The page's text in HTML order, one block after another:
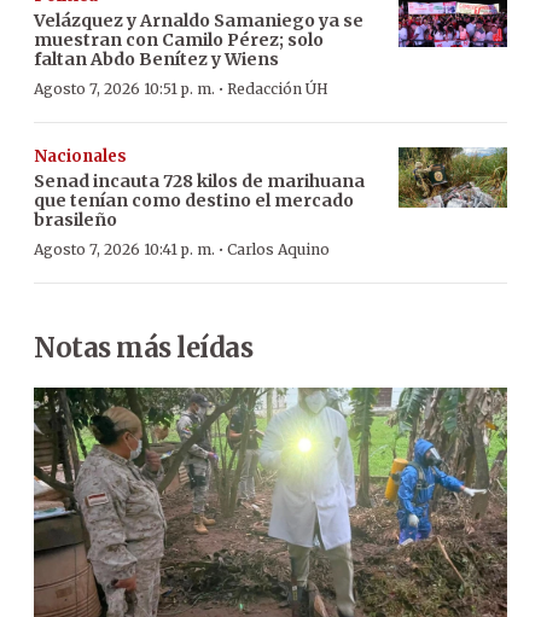
Velázquez y Arnaldo Samaniego ya se
muestran con Camilo Pérez; solo
faltan Abdo Benítez y Wiens
Agosto 7, 2026 10:51 p. m. · Redacción ÚH
Nacionales
Senad incauta 728 kilos de marihuana
que tenían como destino el mercado
brasileño
Agosto 7, 2026 10:41 p. m. · Carlos Aquino
Notas más leídas